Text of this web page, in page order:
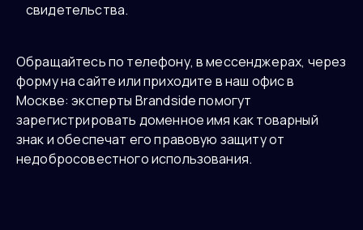
свидетельства.
Обращайтесь по телефону, в мессенджерах, через
форму на сайте или приходите в наш офис в
Москве: эксперты Brandside помогут
зарегистрировать доменное имя как товарный
знак и обеспечат его правовую защиту от
недобросовестного использования.